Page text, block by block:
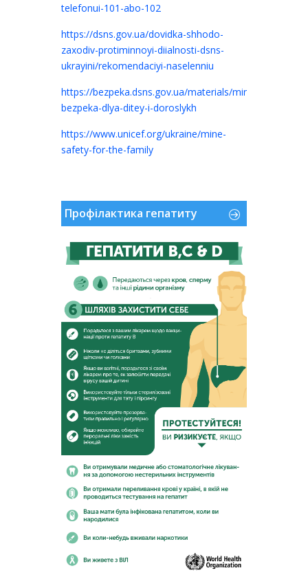
telefonui-101-abo-102
https://dsns.gov.ua/dovidka-shhodo-
zaxodiv-protiminnoyi-diialnosti-dsns-
ukrayini/rekomendaciyi-naselenniu
https://bezpeka.dsns.gov.ua/materials/minna-
bezpeka-dlya-ditey-i-doroslykh
https://www.unicef.org/ukraine/mine-
safety-for-the-family
Профілактика гепатиту